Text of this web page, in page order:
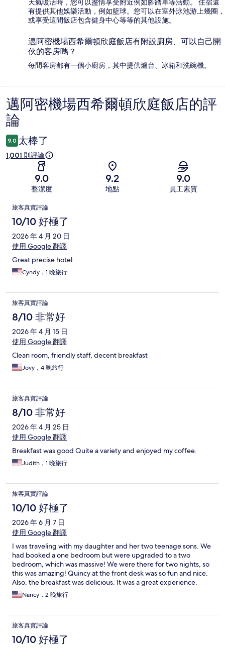
天氣暖活時，您可以盡情享受附近例如腳踏車等活動。 住宿還
有提供其他娛樂活動，例如籃球。您可以在室外泳池游上幾圈，
或享受這間飯店包含健身中心等等的其他設施。
邁阿密機場西希爾頓欣庭飯店有附設廚房、可以自己開
伙的客房嗎？
每間客房都有一個小廚房，其中提供爐台、冰箱和洗碗機。
評
論
邁阿密機場西希爾頓欣庭飯店的評
論
9.0 太棒了
1,001 則評論
9.0
整潔度
9.2
地點
9.0
員工素質
評
論
旅客真實評論
10/10 好極了
2026 年 4 月 20 日
使用 Google 翻譯
Great precise hotel
Cyndy，1 晚旅行
旅客真實評論
8/10 非常好
2026 年 4 月 15 日
使用 Google 翻譯
Clean room, friendly staff, decent breakfast
Jovy，4 晚旅行
旅客真實評論
8/10 非常好
2026 年 4 月 25 日
使用 Google 翻譯
Breakfast was good Quite a variety and enjoyed my coffee.
Judith，1 晚旅行
旅客真實評論
10/10 好極了
2026 年 6 月 7 日
使用 Google 翻譯
I was traveling with my daughter and her two teenage sons. We
had booked a one bedroom but were upgraded to a two
bedroom, which was massive! We were there for two nights, so
this was amazing! Quincy at the front desk was so fun and nice.
Also, the breakfast was delicious. It was a great experience.
Nancy，2 晚旅行
旅客真實評論
10/10 好極了